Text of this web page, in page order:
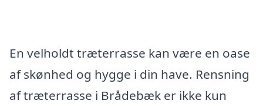
En velholdt træterrasse kan være en oase
af skønhed og hygge i din have. Rensning
af træterrasse i Brådebæk er ikke kun